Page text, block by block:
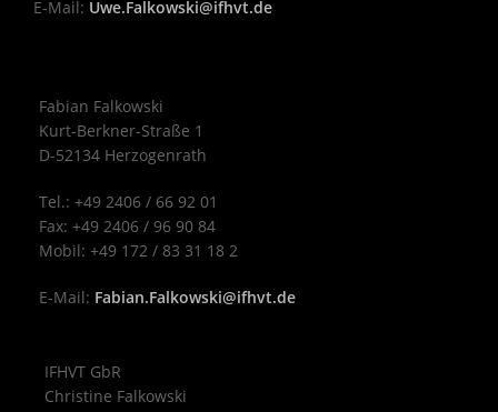
E-Mail: Uwe.Falkowski@ifhvt.de
Fabian Falkowski
Kurt-Berkner-Straße 1
D-52134 Herzogenrath
Tel.: +49 2406 / 66 92 01
Fax: +49 2406 / 96 90 84
Mobil: +49 172 / 83 31 18 2
E-Mail: Fabian.Falkowski@ifhvt.de
IFHVT GbR
Christine Falkowski